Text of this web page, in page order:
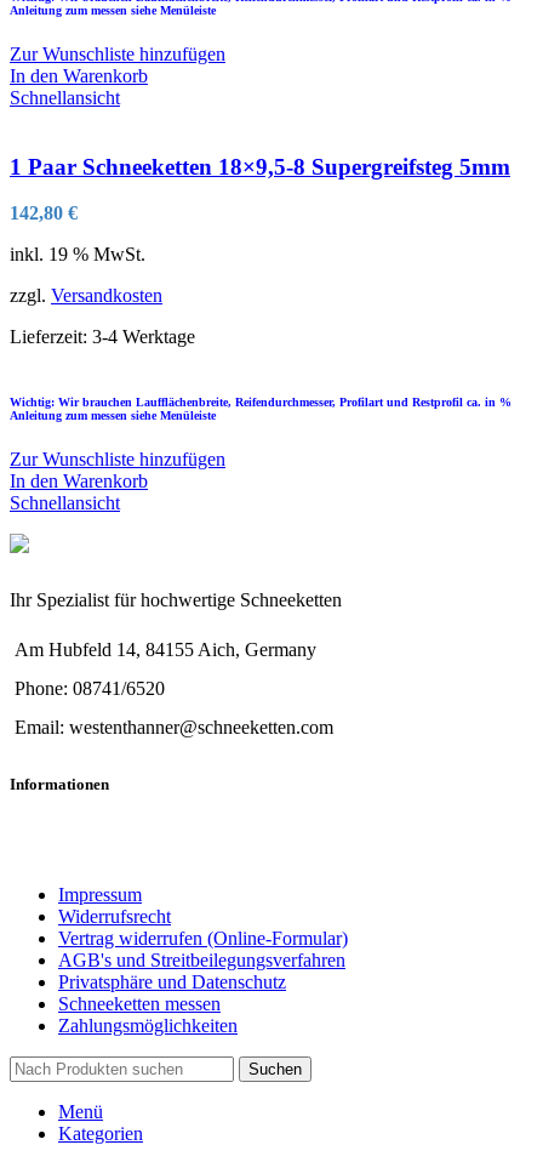
Anleitung zum messen siehe Menüleiste
Zur Wunschliste hinzufügen
In den Warenkorb
Schnellansicht
1 Paar Schneeketten 18×9,5-8 Supergreifsteg 5mm
142,80 €
inkl. 19 % MwSt.
zzgl. Versandkosten
Lieferzeit: 3-4 Werktage
Wichtig: Wir brauchen Laufflächenbreite, Reifendurchmesser, Profilart und Restprofil ca. in %
Anleitung zum messen siehe Menüleiste
Zur Wunschliste hinzufügen
In den Warenkorb
Schnellansicht
Ihr Spezialist für hochwertige Schneeketten
Am Hubfeld 14, 84155 Aich, Germany
Phone: 08741/6520
Email: westenthanner@schneeketten.com
Informationen
Impressum
Widerrufsrecht
Vertrag widerrufen (Online-Formular)
AGB's und Streitbeilegungsverfahren
Privatsphäre und Datenschutz
Schneeketten messen
Zahlungsmöglichkeiten
Suchen
Menü
Kategorien